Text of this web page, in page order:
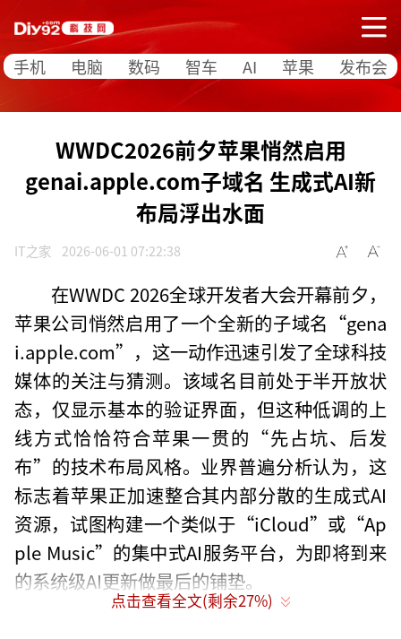
手机 电脑 数码 智车 AI 苹果 发布会
WWDC2026前夕苹果悄然启用
genai.apple.com子域名 生成式AI新
布局浮出水面
IT之家 2026-06-01 07:22:38
在WWDC 2026全球开发者大会开幕前夕，
苹果公司悄然启用了一个全新的子域名“gena
i.apple.com”，这一动作迅速引发了全球科技
媒体的关注与猜测。该域名目前处于半开放状
态，仅显示基本的验证界面，但这种低调的上
线方式恰恰符合苹果一贯的“先占坑、后发
布”的技术布局风格。业界普遍分析认为，这
标志着苹果正加速整合其内部分散的生成式AI
资源，试图构建一个类似于“iCloud”或“Ap
ple Music”的集中式AI服务平台，为即将到来
的系统级AI更新做最后的铺垫。
点击查看全文(剩余27%)